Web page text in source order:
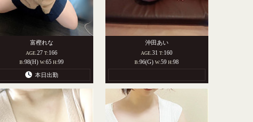
富樫れな
AGE.27T:166
B:98(H)W:65H:99
本日出勤
沖田あい
AGE.31T:160
B:96(G)W:59H:98